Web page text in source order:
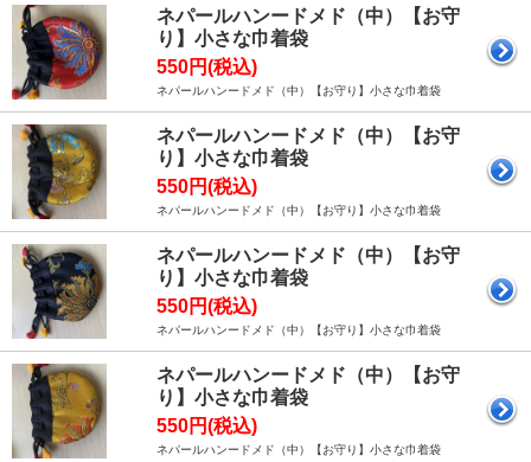
ネパールハンードメド（中）【お守
り】小さな巾着袋
550円(税込)
ネパールハンードメド（中）【お守り】小さな巾着袋
ネパールハンードメド（中）【お守
り】小さな巾着袋
550円(税込)
ネパールハンードメド（中）【お守り】小さな巾着袋
ネパールハンードメド（中）【お守
り】小さな巾着袋
550円(税込)
ネパールハンードメド（中）【お守り】小さな巾着袋
ネパールハンードメド（中）【お守
り】小さな巾着袋
550円(税込)
ネパールハンードメド（中）【お守り】小さな巾着袋